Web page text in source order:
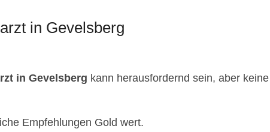
in Gevelsberg
in Gevelsberg kann herausfordernd sein, aber
Empfehlungen Gold wert.